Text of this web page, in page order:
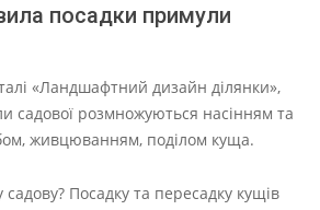
посадки примули
«Ландшафтний дизайн ділянки»,
садової розмножуються насінням та
живцюванням, поділом куща.
Посадку та пересадку кущів